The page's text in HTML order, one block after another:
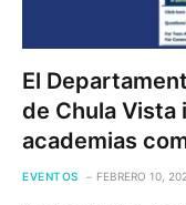
El
de Chula Vista
academias
EVENTOS FEBRERO 10,